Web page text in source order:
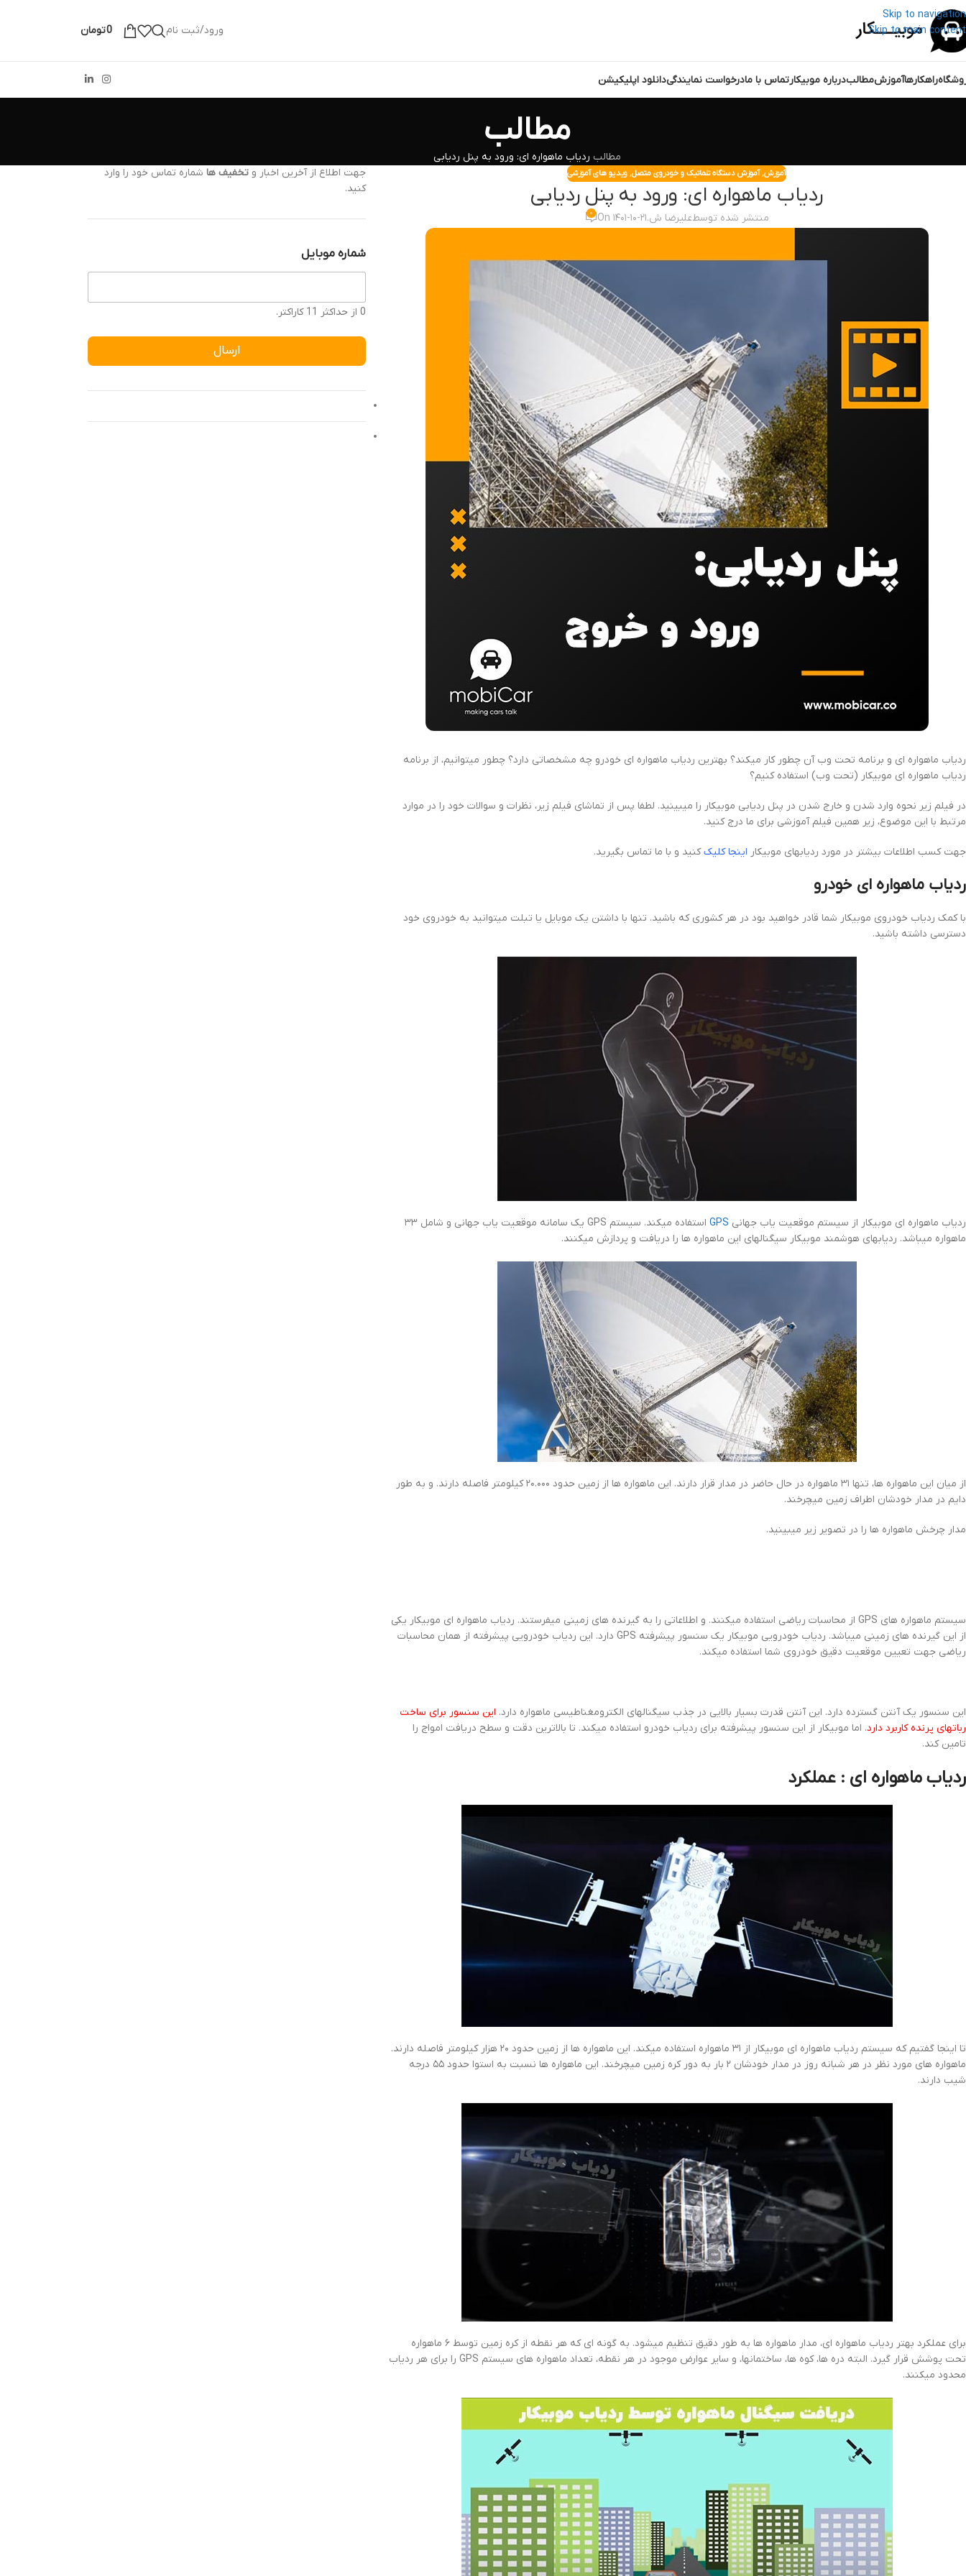
Skip to navigation
Skip to main content
ورود/ثبت نام 0تومان
راهکارهاآموزشمطالبدرباره موبیکارتماس با مادرخواست نمایندگیدانلود اپلیکیشن
مطالب
مطالب ردیاب ماهواره ای: ورود به پنل ردیابی
آموزش,آموزش دستگاه تلماتیک و خودروی متصل, ویدیو های آموزشی
ردیاب ماهواره ای: ورود به پنل ردیابی
منتشر شده توسطعلیرضا ش.On ۱۴۰۱-۱۰-۲۱ ۰
ردیاب ماهواره ای و برنامه تحت وب آن چطور کار میکند؟ بهترین ردیاب ماهواره ای خودرو چه مشخصاتی دارد؟ چطور میتوانیم، از برنامه
ردیاب ماهواره ای موبیکار (تحت وب) استفاده کنیم؟
در فیلم زیر نحوه وارد شدن و خارج شدن در پنل ردیابی موبیکار را میبینید. لطفا پس از تماشای فیلم زیر، نظرات و سوالات خود را در موارد
مرتبط با این موضوع، زیر همین فیلم آموزشی برای ما درج کنید.
جهت کسب اطلاعات بیشتر در مورد ردیابهای موبیکار اینجا کلیککنید و با ما تماس بگیرید.
ردیاب ماهواره ای خودرو
با کمک ردیاب خودروی موبیکار شما قادر خواهید بود در هر کشوری که باشید. تنها با داشتن یک موبایل یا تبلت میتوانید به خودروی خود
دسترسی داشته باشید.
ردیاب ماهواره ای موبیکار از سیستم موقعیت یاب جهانی GPS
استفاده میکند. سیستم GPS یک سامانه موقعیت یاب جهانی و شامل ۳۳
ماهواره میباشد. ردیابهای هوشمند موبیکار سیگنالهای این ماهواره ها را دریافت و پردازش میکنند.
از میان این ماهواره ها، تنها ۳۱ ماهواره در حال حاضر در مدار قرار دارند. این ماهواره ها از زمین حدود ۲۰.۰۰۰ کیلومتر فاصله دارند. و به طور
دایم در مدار خودشان اطراف زمین میچرخند.
مدار چرخش ماهواره ها را در تصویر زیر میبینید.
سیستم ماهواره های GPS از محاسبات ریاضی استفاده میکنند. و اطلاعاتی را به گیرنده های زمینی میفرستند. ردیاب ماهواره ای موبیکار یکی
از این گیرنده های زمینی میباشد. ردیاب خودرویی موبیکار یک سنسور پیشرفته GPS دارد. این ردیاب خودرویی پیشرفته از همان محاسبات
ریاضی جهت تعیین موقعیت دقیق خودروی شما استفاده میکند.
این سنسور یک آنتن گسترده دارد. این آنتن قدرت بسیار بالایی در جذب سیگنالهای الکترومغناطیسی ماهواره دارد. این سنسور برای ساخت
رباتهای پرنده کاربرد دارد. اما موبیکار از این سنسور پیشرفته برای ردیاب خودرو استفاده میکند. تا بالاترین دقت و سطح دریافت امواج را
تامین کند.
ردیاب ماهواره ای : عملکرد
تا اینجا گفتیم که سیستم ردیاب ماهواره ای موبیکار از ۳۱ ماهواره استفاده میکند. این ماهواره ها از زمین حدود ۲۰ هزار کیلومتر فاصله دارند.
ماهواره های مورد نظر در هر شبانه روز در مدار خودشان ۲ بار به دور کره زمین میچرخند. این ماهواره ها نسبت به استوا حدود ۵۵ درجه
شیب دارند.
برای عملکرد بهتر ردیاب ماهواره ای، مدار ماهواره ها به طور دقیق تنظیم میشود. به گونه ای که هر نقطه از کره زمین توسط ۶ ماهواره
تحت پوشش قرار گیرد. البته دره ها، کوه ها، ساختمانها، و سایر عوارض موجود در هر نقطه، تعداد ماهواره های سیستم GPS را برای هر ردیاب
محدود میکنند.
جهت اطلاع از آخرین اخبار و تخفیف ها شماره تماس خود را وارد
کنید.
شماره موبایل
0 از حداکثر 11 کاراکتر.
ارسال